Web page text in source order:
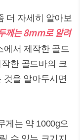
더 자세히 알아보
께는 8mm로 알려
에서 제작한 골드
한 골드바의 크
것을 알아두시면
게는 약 1000g으